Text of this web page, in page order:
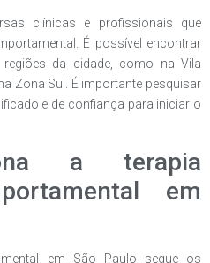
clínicas e profissionais que
É possível encontrar
da cidade, como na Vila
Zona Sul. É importante pesquisar
e de confiança para iniciar o
a terapia
em
em São Paulo segue os